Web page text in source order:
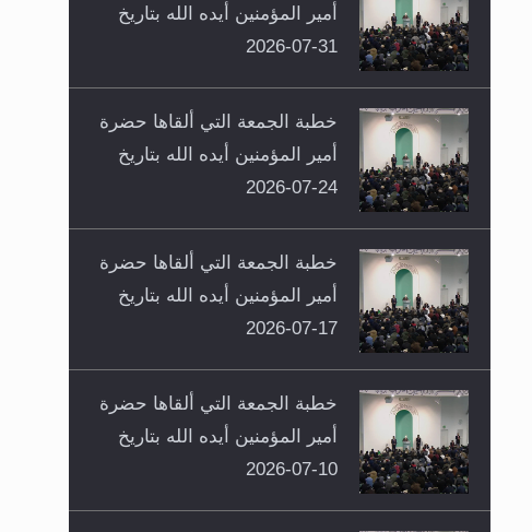
أمير المؤمنين أيده الله بتاريخ
31-07-2026
خطبة الجمعة التي ألقاها حضرة
أمير المؤمنين أيده الله بتاريخ
24-07-2026
خطبة الجمعة التي ألقاها حضرة
أمير المؤمنين أيده الله بتاريخ
17-07-2026
خطبة الجمعة التي ألقاها حضرة
أمير المؤمنين أيده الله بتاريخ
10-07-2026